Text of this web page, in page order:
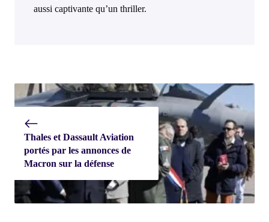
aussi captivante qu’un thriller.
Thales et Dassault Aviation
portés par les annonces de
Macron sur la défense